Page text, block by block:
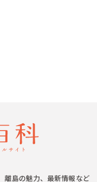
離島の魅力、最新情報など